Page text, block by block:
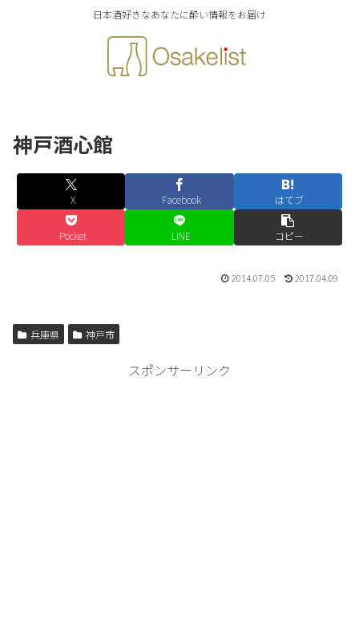
日本酒好きなあなたに酔い情報をお届け
神戸酒心館
X Facebook はてブ
Pocket LINE コピー
2014.07.05 2017.04.09
兵庫県 神戸市
スポンサーリンク